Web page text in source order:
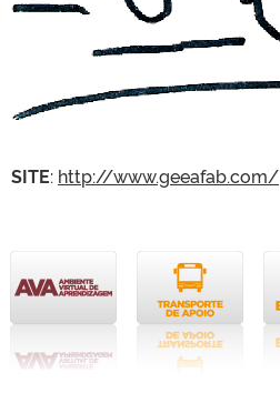
SITE: http://www.geeafab.com/